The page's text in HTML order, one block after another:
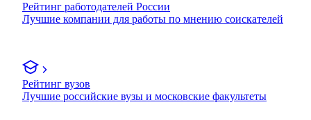
Рейтинг работодателей России
Лучшие компании для работы по мнению соискателей
Рейтинг вузов
Лучшие российские вузы и московские факультеты